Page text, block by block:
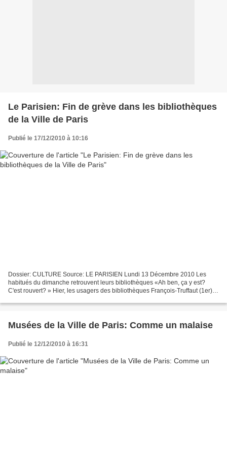
Le Parisien: Fin de grève dans les bibliothèques
de la Ville de Paris
Publié le 17/12/2010 à 10:16
Dossier: CULTURE Source: LE PARISIEN Lundi 13 Décembre 2010 Les
habitués du dimanche retrouvent leurs bibliothèques «Ah ben, ça y est?
C'est rouvert? » Hier, les usagers des bibliothèques François-Truffaut (1er),
Musées de la Ville de Paris: Comme un malaise
Publié le 12/12/2010 à 16:31